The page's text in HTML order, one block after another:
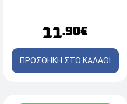
11.90€
ΠΡΟΣΘΗΚΗ ΣΤΟ ΚΑΛΑΘΙ